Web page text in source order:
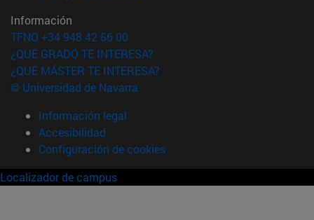
Información
TFNO +34 948 42 56 00
¿QUÉ GRADO TE INTERESA?
¿QUÉ MÁSTER TE INTERESA?
© Universidad de Navarra
Información legal
Accesibilidad
Configuración de cookies
Localizador de campus